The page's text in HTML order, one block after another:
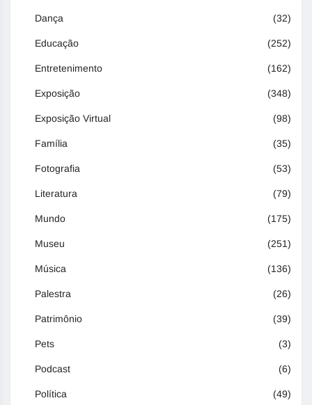
Dança (32)
Educação (252)
Entretenimento (162)
Exposição (348)
Exposição Virtual (98)
Família (35)
Fotografia (53)
Literatura (79)
Mundo (175)
Museu (251)
Música (136)
Palestra (26)
Patrimônio (39)
Pets (3)
Podcast (6)
Política (49)